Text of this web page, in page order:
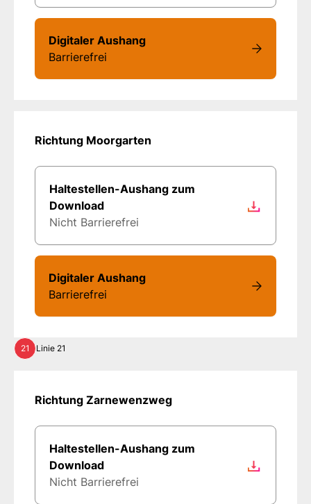
Digitaler Aushang
Barrierefrei
Richtung Moorgarten
Haltestellen-Aushang zum
Download
Nicht Barrierefrei
Digitaler Aushang
Barrierefrei
21 Linie 21
Richtung Zarnewenzweg
Haltestellen-Aushang zum
Download
Nicht Barrierefrei